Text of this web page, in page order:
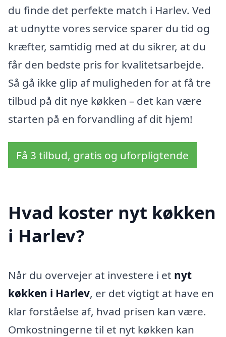
du finde det perfekte match i Harlev. Ved
at udnytte vores service sparer du tid og
kræfter, samtidig med at du sikrer, at du
får den bedste pris for kvalitetsarbejde.
Så gå ikke glip af muligheden for at få tre
tilbud på dit nye køkken – det kan være
starten på en forvandling af dit hjem!
Få 3 tilbud, gratis og uforpligtende
Hvad koster nyt køkken
i Harlev?
Når du overvejer at investere i et nyt
køkken i Harlev, er det vigtigt at have en
klar forståelse af, hvad prisen kan være.
Omkostningerne til et nyt køkken kan